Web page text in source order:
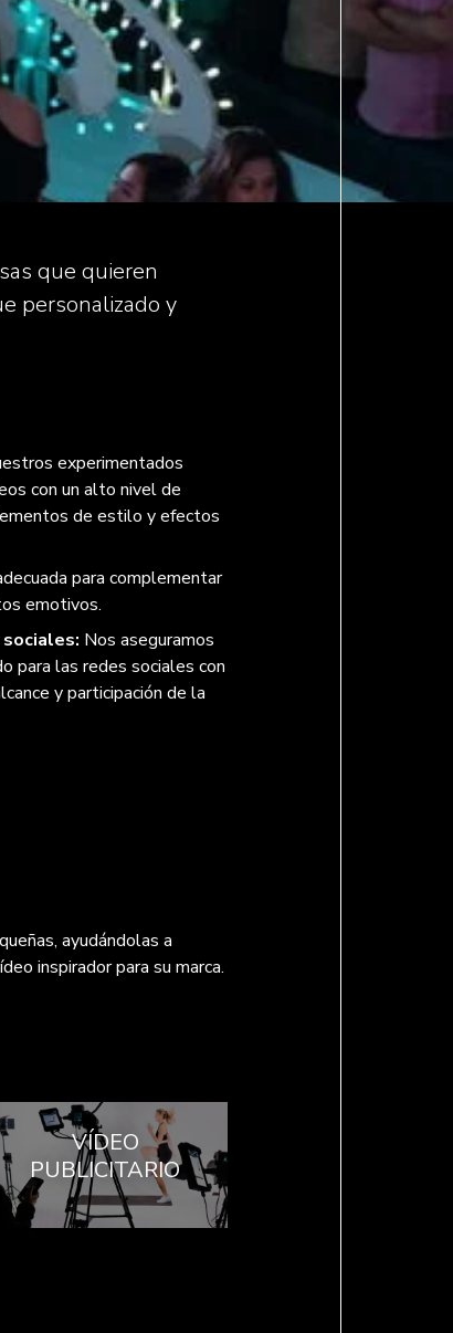
que quieren
personalizado y
experimentados
con un alto nivel de
de estilo y efectos
para complementar
emotivos.
Nos aseguramos
para las redes sociales con
y participación de la
ayudándolas a
inspirador para su marca.
VÍDEO
PUBLICITARIO